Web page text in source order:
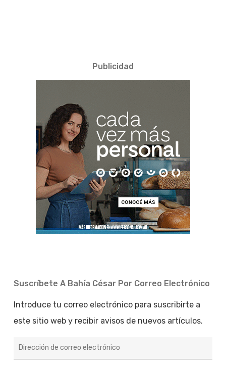
Publicidad
Suscríbete A Bahía César Por Correo Electrónico
Introduce tu correo electrónico para suscribirte a
este sitio web y recibir avisos de nuevos artículos.
de